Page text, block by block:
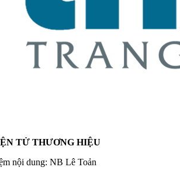
TỬ THƯƠNG HIỆU
nội dung: NB Lê Toản